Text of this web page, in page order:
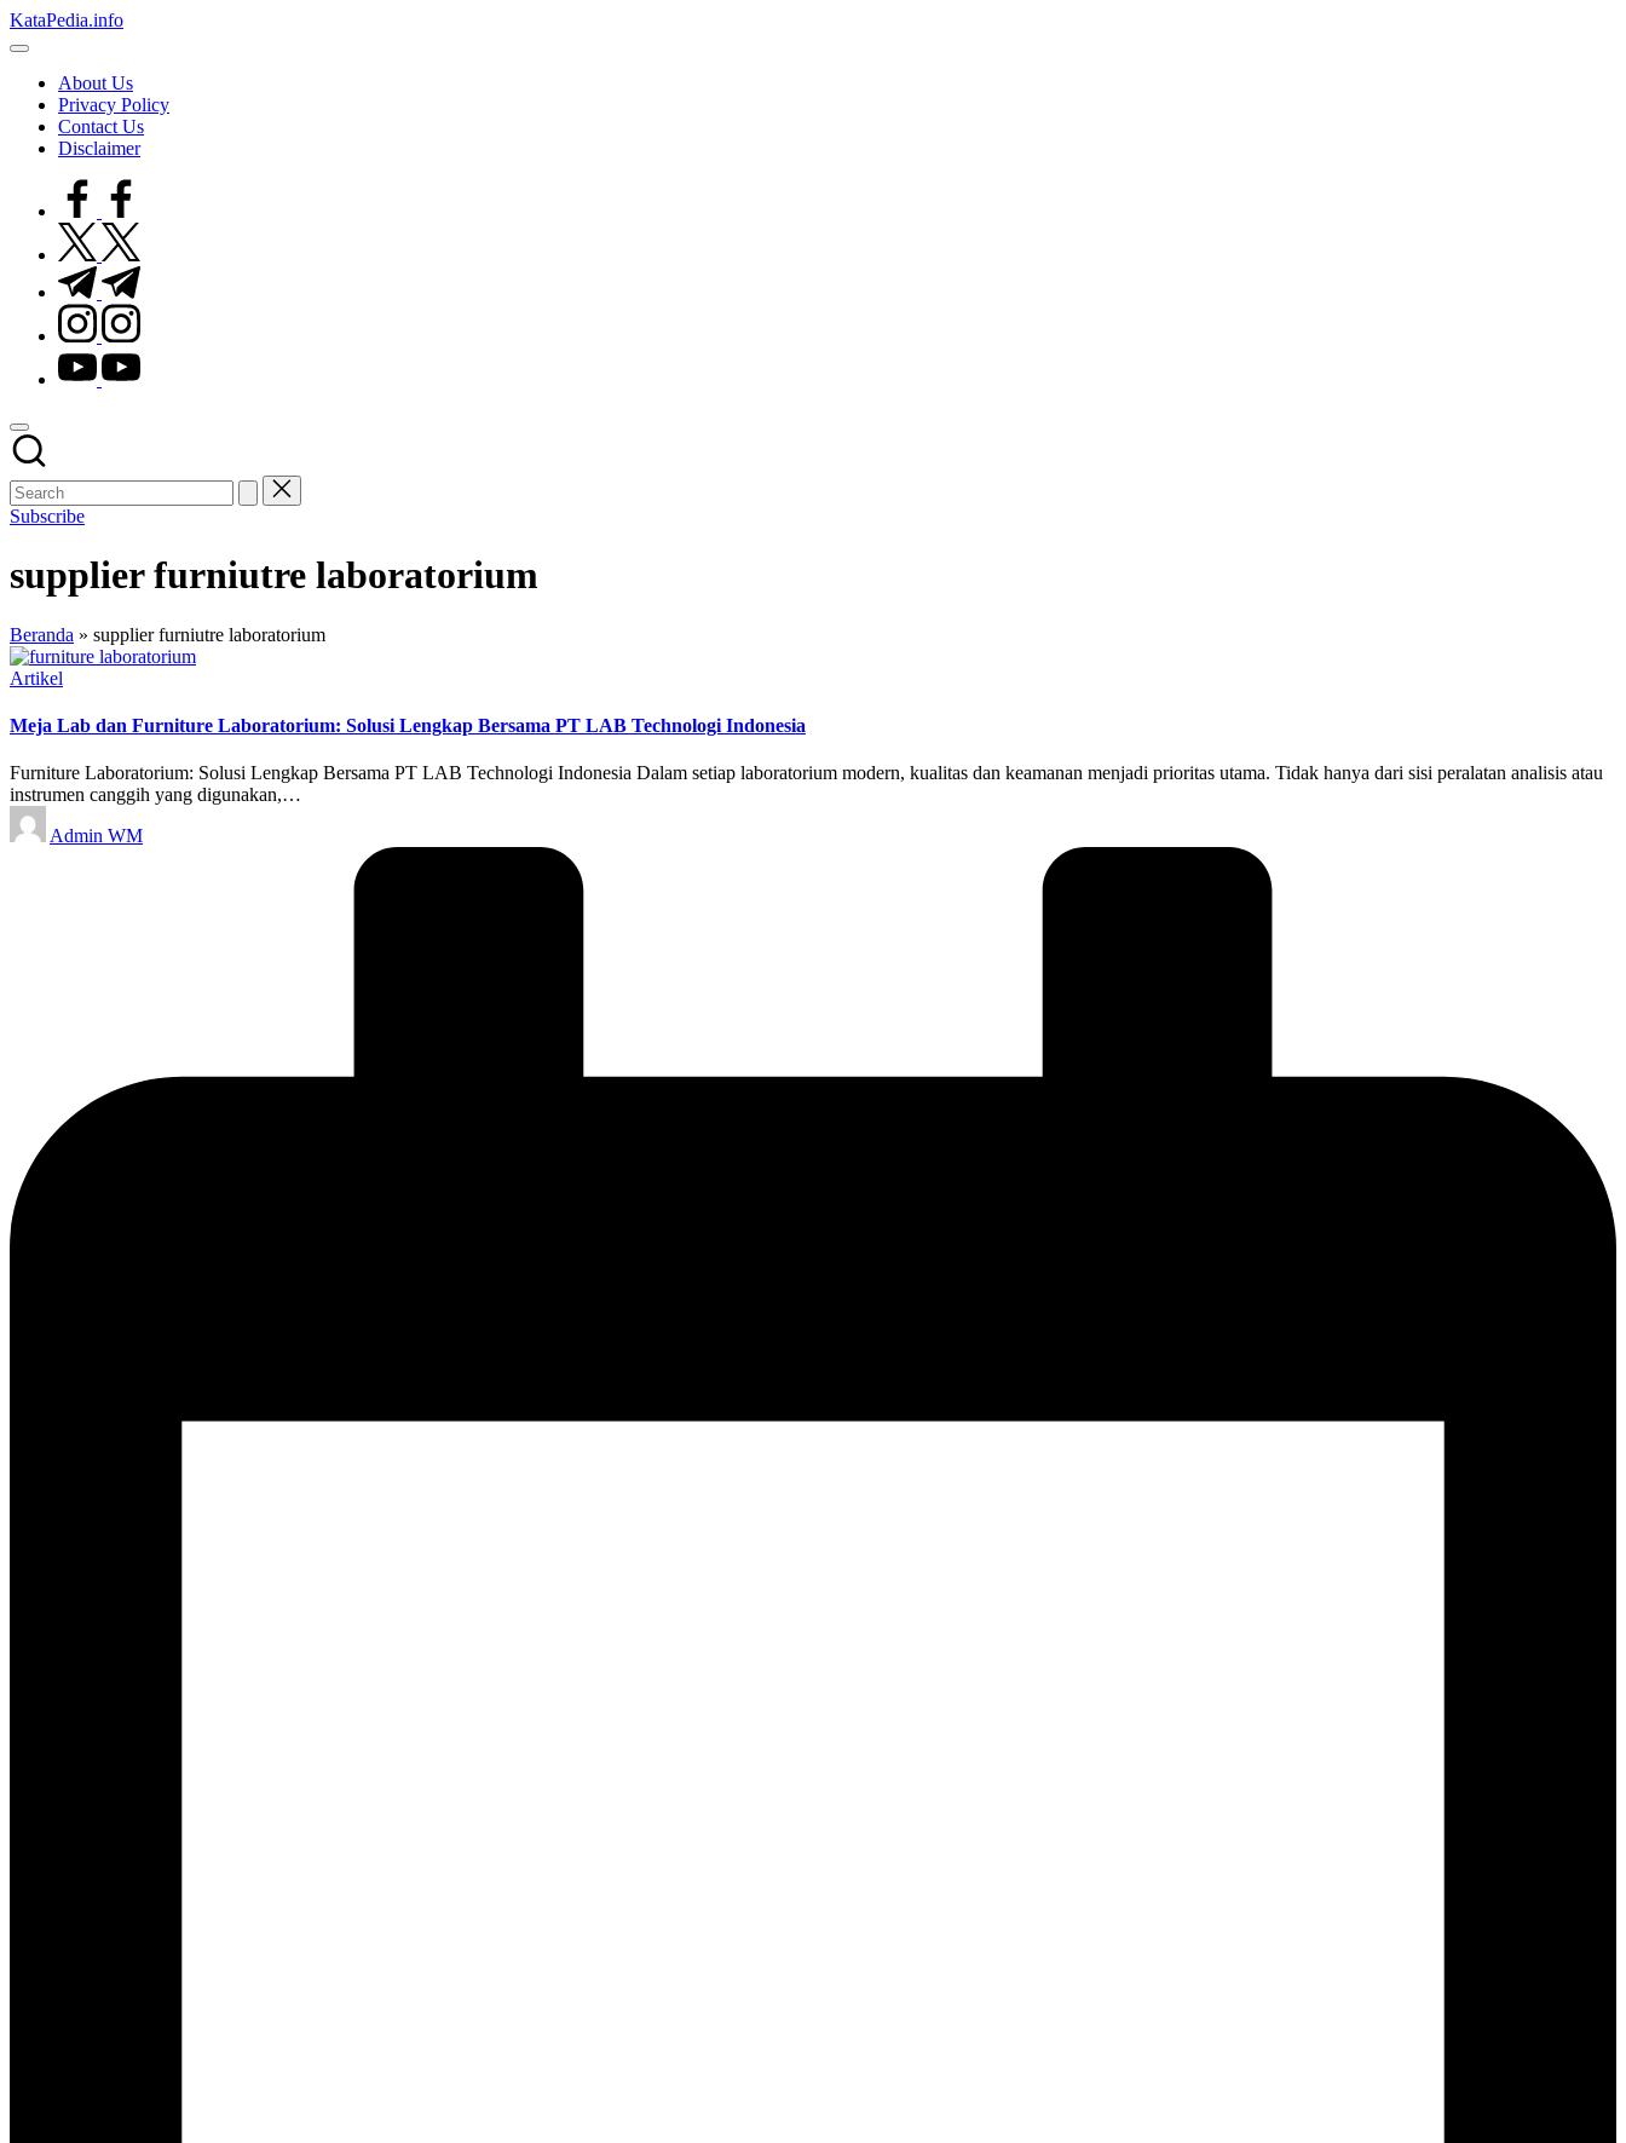
Skip
to
KataPedia.info
Berita
TerbaruAbout Us
Privacy Policy
Contact Us
Disclaimer
facebook.com
twitter.com
t.me
instagram.com
youtube.com
Subscribe
supplier furniutre laboratorium
Beranda » supplier furniutre laboratorium
Posted
Artikel
Meja Lab dan Furniture Laboratorium: Solusi Lengkap Bersama PT LAB Technologi Indonesia
Furniture Laboratorium: Solusi Lengkap Bersama PT LAB Technologi Indonesia Dalam setiap laboratorium modern, kualitas dan keamanan menjadi prioritas utama. Tidak hanya dari sisi peralatan analisis atau
instrumen canggih yang digunakan,…
Posted
by
Admin WM